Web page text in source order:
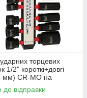
торцевих
1/2" короткі+довгі
мм) CR-MO на
14 од. KILTER
до відправки